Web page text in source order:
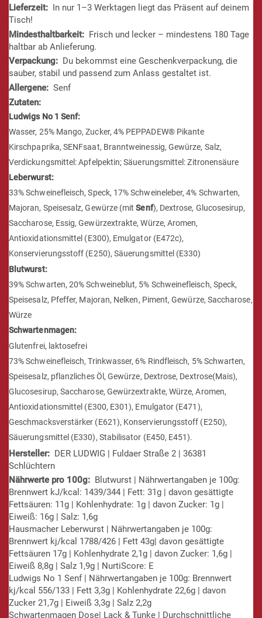
Mehr
Informationen
In nur 1–3 Werktagen liegt das Präsent auf deinem
Tisch!
Frisch und lecker – mindestens 180 Tage
haltbar ab Anlieferung.
Du bekommst eine Geschenkverpackung, die
sauber, stabil und passend zum Anlass gestaltet ist.
Senf
Ludwigs No 1 Senf:
Wasser, 25% Mango, Zucker, 4% PEPPADEW® Pikante
Kirschpaprika, SENFsaat, Branntweinessig, Gewürze, Salz,
Verdickungsmittel: Apfelpektin; Säuerungsmittel: Zitronensäure
Leberwurst:
33% Schweinefleisch, Speck, 17% Schweineleber, 4% Schwarten,
Majoran, Speisesalz, Gewürze (mitSenf), Dextrose, Glucosesirup,
Saccharose, Essig, Gewürzextrakte, Würze, Aromen,
Antioxidationsmittel (E300), Emulgator (E472c),
Konservierungsstoff (E250), Säuerungsmittel (E330)
Blutwurst:
39% Schwarten, 20% Schweineblut, 5% Schweinefleisch, Speck,
Speisesalz, Pfeffer, Majoran, Nelken, Piment, Gewürze, Saccharose,
Würze
Schwartenmagen:
Glutenfrei, laktosefrei
73% Schweinefleisch, Trinkwasser, 6% Rindfleisch, 5% Schwarten,
Speisesalz, pflanzliches Öl, Gewürze, Dextrose, Dextrose(Mais),
Glucosesirup, Saccharose, Gewürzextrakte, Würze, Aromen,
Antioxidationsmittel (E300, E301), Emulgator (E471),
Geschmacksverstärker (E621), Konservierungsstoff (E250),
Säuerungsmittel (E330), Stabilisator (E450, E451).
DER LUDWIG | Fuldaer Straße 2 | 36381
Schlüchtern
Blutwurst | Nährwertangaben je 100g:
Brennwert kJ/kcal: 1439/344 | Fett: 31g | davon gesättigte
Fettsäuren: 11g | Kohlenhydrate: 1g | davon Zucker: 1g |
Eiweiß: 16g | Salz: 1,6g
Hausmacher Leberwurst | Nährwertangaben je 100g:
Brennwert kj/kcal 1788/426 | Fett 43g| davon gesättigte
Fettsäuren 17g | Kohlenhydrate 2,1g | davon Zucker: 1,6g |
Eiweiß 8,8g | Salz 1,9g | NurtiScore: E
Ludwigs No 1 Senf | Nährwertangaben je 100g: Brennwert
kj/kcal 556/133 | Fett 3,3g | Kohlenhydrate 22,6g | davon
Zucker 21,7g | Eiweiß 3,3g | Salz 2,2g
Schwartenmagen Dose| Lack & Tunke | Durchschnittliche